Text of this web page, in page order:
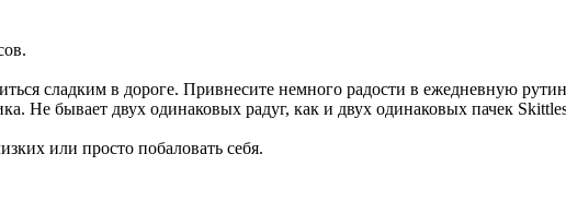
сладким в дороге. Привнесите немного радости в ежедневную
Не бывает двух одинаковых радуг, как и двух одинаковых пачек
или просто побаловать себя.